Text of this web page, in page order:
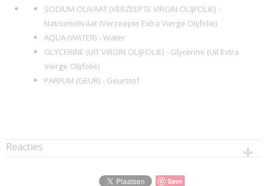
SODIUM OLIVAAT (VERZEEPTE VIRGIN OLIJFOLIE) -
Natriumolivaat (Verzeepte Extra Vierge Olijfolie)
AQUA (WATER) - Water
GLYCERINE (UIT VIRGIN OLIJFOLIE) - Glycerine (Uit Extra
Vierge Olijfolie)
PARFUM (GEUR) - Geurstof
Reacties
Save